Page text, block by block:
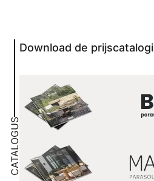
CATALOGUS
Download de prijscatalogi